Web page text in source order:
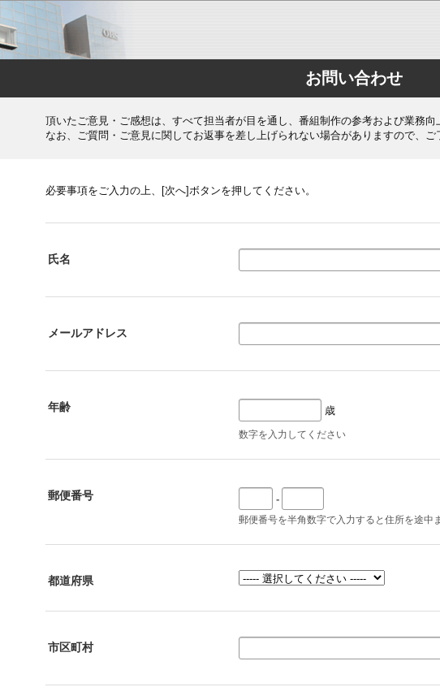
お問い合わせ
頂いたご意見・ご感想は、すべて担当者が目を通し、番組制作の参考および業務向
なお、ご質問・ご意見に関してお返事を差し上げられない場合がありますので、ご
必要事項をご入力の上、[次へ]ボタンを押してください。
氏名
メールアドレス
年齢 歳
数字を入力してください
郵便番号 -
郵便番号を半角数字で入力すると住所を途中
都道府県
市区町村